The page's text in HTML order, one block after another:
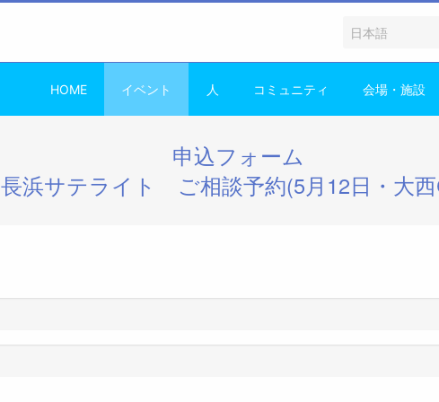
HOME イベント 人 コミュニティ 会場・施設
申込フォーム
長浜サテライト ご相談予約(5月12日・大